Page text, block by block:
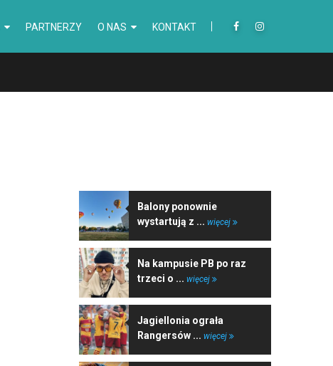
PARTNERZY O NAS KONTAKT
Balony ponownie
wystartują z ... więcej
Na kampusie PB po raz
trzeci o ... więcej
Jagiellonia ograła
Rangersów ... więcej